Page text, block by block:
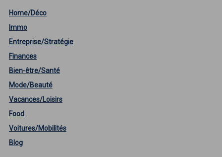
Home/Déco
Immo
Entreprise/Stratégie
Finances
Bien-être/Santé
Mode/Beauté
Vacances/Loisirs
Food
Voitures/Mobilités
Blog